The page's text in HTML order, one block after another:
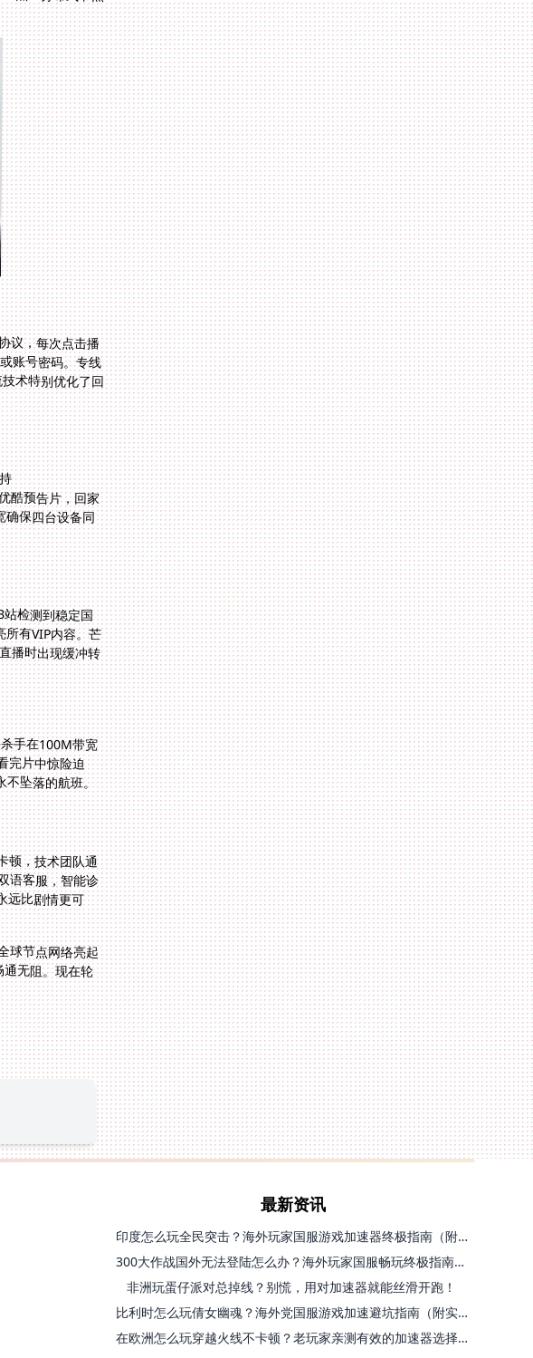
议，每次点击播
账号密码。专线
术特别优化了回
，回家
设备同
检测到稳定国
有VIP内容。芒
心《歌手》直播时出现缓冲转
手在100M带宽
看完片中惊险迫
坠落的航班。
顿，技术团队通
语客服，智能诊
永远比剧情更可
球节点网络亮起
无阻。现在轮
最新资讯
印度怎么玩全民突击？海外玩家国服游戏加速器终极指南（附原神延迟优化+精灵之境加速器选择）
300大作战国外无法登陆怎么办？海外玩家国服畅玩终极指南（附实测推荐）
非洲玩蛋仔派对总掉线？别慌，用对加速器就能丝滑开跑！
比利时怎么玩倩女幽魂？海外党国服游戏加速避坑指南（附实测推荐）
在欧洲怎么玩穿越火线不卡顿？老玩家亲测有效的加速器选择指南